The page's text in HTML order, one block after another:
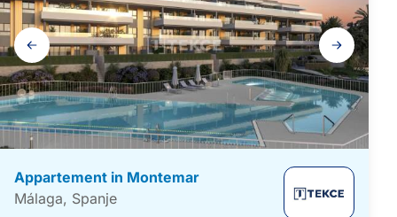
Galerij
navigatie
Appartement in Montemar
Málaga, Spanje